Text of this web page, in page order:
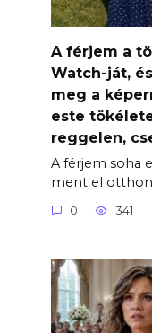
A férjem a
Watch-ját,
meg a
este
reggelen,
A férjem soha
ment el
0 341